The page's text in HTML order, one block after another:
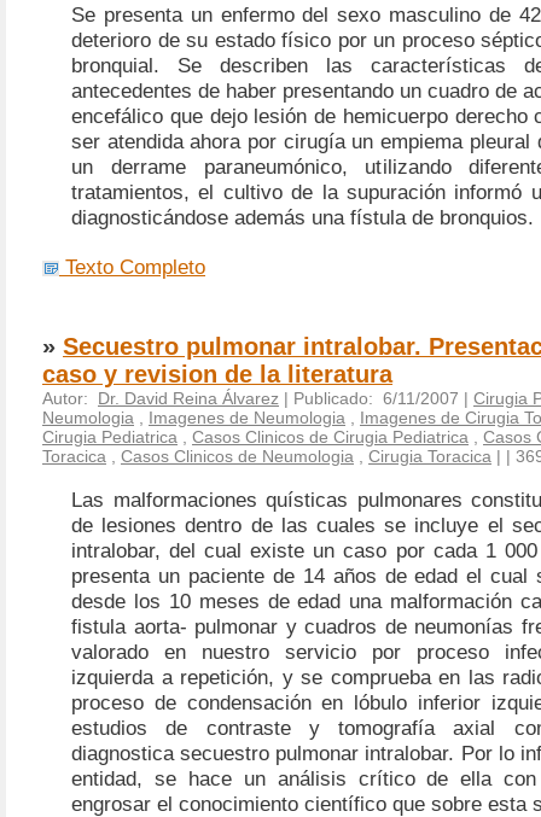
Se presenta un enfermo del sexo masculino de
deterioro de su estado físico por un proceso
bronquial. Se describen las características
antecedentes de haber presentando un cuadro de
encefálico que dejo lesión de hemicuerpo derecho
ser atendida ahora por cirugía un empiema pleural
un derrame paraneumónico, utilizando
tratamientos, el cultivo de la supuración informó
diagnosticándose además una fístula de bronquios.
Texto Completo
» Secuestro pulmonar intralobar.
caso y revision de la literatura
Autor: Dr. David Reina Álvarez | Publicado: 6/11/2007 | Cirugia
Neumologia
Imagenes de Neumologia
Imagenes de Cirugia
Cirugia Pediatrica
Casos Clinicos de Cirugia Pediatrica
Casos
Toracica
Casos Clinicos de Neumologia Cirugia Toracica | |
Las malformaciones quísticas pulmonares
de lesiones dentro de las cuales se incluye el
intralobar, del cual existe un caso por cada 1
presenta un paciente de 14 años de edad el cual
desde los 10 meses de edad una malformación
fistula aorta- pulmonar y cuadros de neumonías
valorado en nuestro servicio por proceso
izquierda a repetición, y se comprueba en las
proceso de condensación en lóbulo inferior
estudios de contraste y tomografía axial
diagnostica secuestro pulmonar intralobar. Por lo
entidad, se hace un análisis crítico de ella
engrosar el conocimiento científico que sobre esta